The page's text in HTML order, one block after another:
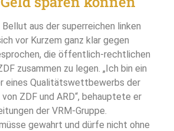
aus der superreichen linken
vor Kurzem ganz klar gegen
die öffentlich-rechtlichen
zusammen zu legen. „Ich bin ein
eines Qualitätswettbewerbs der
ZDF und ARD“, behauptete er
der VRM-Gruppe.
gewahrt und dürfe nicht ohne